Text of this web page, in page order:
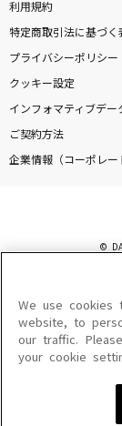
利用規約
特定商取引法に基づく
プライバシーポリシー
クッキー設定
インフォマティブデー
ご契約方法
企業情報（コーポレー
©
このサイトに掲載され
を問わず、著作権法の
を禁じます。
楽曲及びコンテンツは
楽曲及びコンテンツの
We use cookies
website, to
our traffic.
your cookie